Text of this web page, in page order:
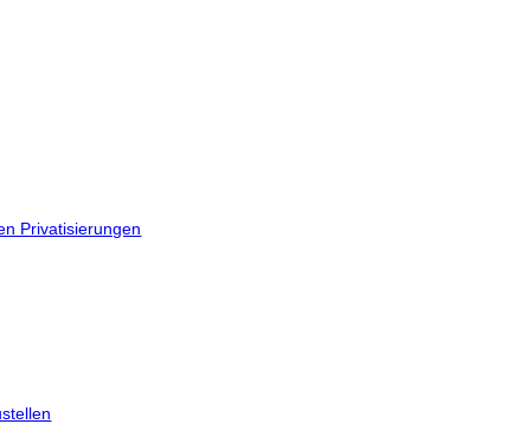
Privatisierungen